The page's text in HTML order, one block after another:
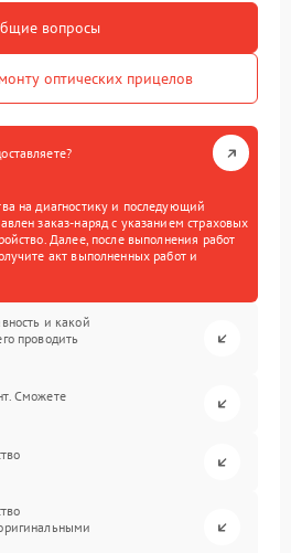
вопросы
оптических прицелов
на диагностику и последующий
заказ-наряд с указанием страховых
Далее, после выполнения работ
акт выполненных работ и
и какой
проводить
Сможете